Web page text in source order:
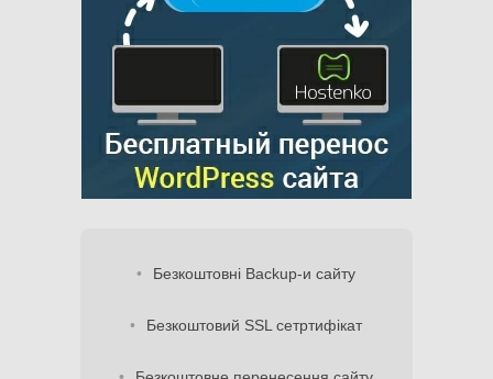
Безкоштовні Backup-и сайту
Безкоштовий SSL сетртифікат